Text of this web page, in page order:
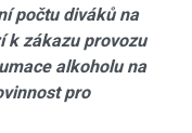
počtu diváků na
k zákazu provozu
alkoholu na
pro